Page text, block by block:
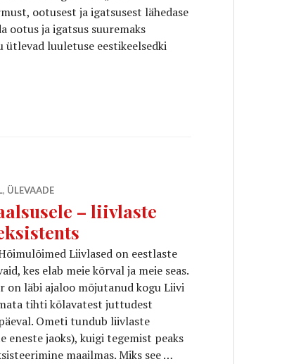
ootusest ja igatsusest lähedase
ootus ja igatsus suuremaks
ütlevad luuletuse eestikeelsedki
bänd Kännu Peal Käbi avaldas 21. veebruaril värske
, ÜLEVAADE
– liivlaste
Liivlased on eestlaste
kes elab meie kõrval ja meie seas.
on läbi ajaloo mõjutanud kogu Liivi
tihti kõlavatest juttudest
Ometi tundub liivlaste
eneste jaoks), kuigi tegemist peaks
maailmas. Miks see …